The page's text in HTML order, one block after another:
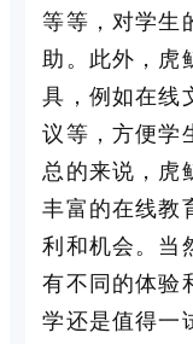
等等，对学生
助。此外，虎
具，例如在线
议等，方便学
总的来说，虎
丰富的在线教
利和机会。当
有不同的体验
学还是值得一